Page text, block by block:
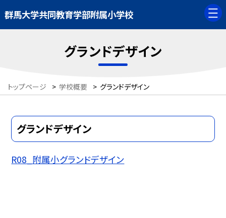
群馬大学共同教育学部附属小学校
グランドデザイン
トップページ > 学校概要 > グランドデザイン
グランドデザイン
R08_附属小グランドデザイン